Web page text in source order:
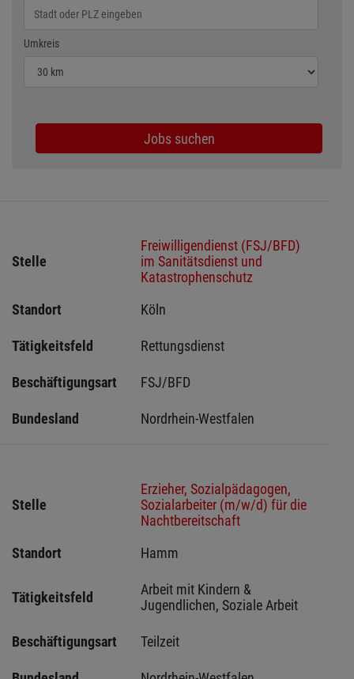
Umkreis
Wählen Sie den Umkreis für die Jobsuche
Jobs suchen
Stelle
Freiwilligendienst (FSJ/BFD)
im Sanitätsdienst und
Katastrophenschutz
Standort
Köln
Tätigkeitsfeld Rettungsdienst
Beschäftigungsart FSJ/BFD
Bundesland Nordrhein-Westfalen
Stelle
Erzieher, Sozialpädagogen,
Sozialarbeiter (m/w/d) für die
Nachtbereitschaft
Standort
Hamm
Tätigkeitsfeld
Arbeit mit Kindern &
Jugendlichen, Soziale Arbeit
Beschäftigungsart Teilzeit